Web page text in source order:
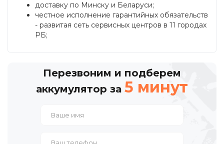
доставку по Минску и Беларуси;
честное исполнение гарантийных обязательств
- развитая сеть сервисных центров в 11 городах
РБ;
Перезвоним и подберем
аккумулятор за 5 минут